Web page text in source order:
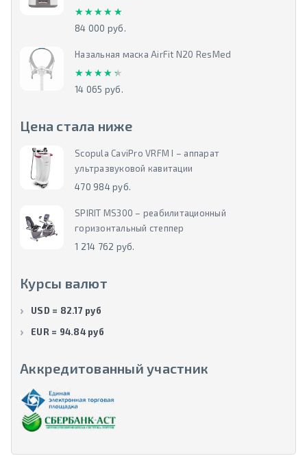
★★★★★
★★★★★
84 000 руб.
Назальная маска AirFit N20 ResMed
★★★★★
★★★★★
14 065 руб.
Цена стала ниже
Scopula CaviPro VRFM I – аппарат
ультразвуковой кавитации
470 984 руб.
SPIRIT MS300 – реабилитационный
горизонтальный степпер
1 214 762 руб.
Курсы валют
USD = 82.17 руб
EUR = 94.84 руб
Аккредитованный участник